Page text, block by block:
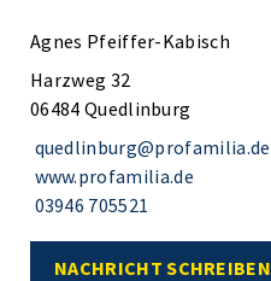
Agnes Pfeiffer-Kabisch
Harzweg 32
06484 Quedlinburg
quedlinburg@profamilia.de
www.profamilia.de
03946 705521
NACHRICHT SCHREIBEN